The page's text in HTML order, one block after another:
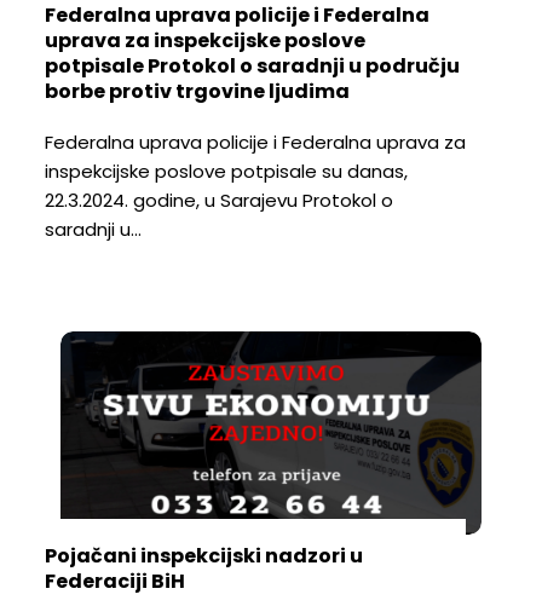
Federalna uprava policije i Federalna
uprava za inspekcijske poslove
potpisale Protokol o saradnji u području
borbe protiv trgovine ljudima
Federalna uprava policije i Federalna uprava za
inspekcijske poslove potpisale su danas,
22.3.2024. godine, u Sarajevu Protokol o
saradnji u…
Pojačani inspekcijski nadzori u
Federaciji BiH